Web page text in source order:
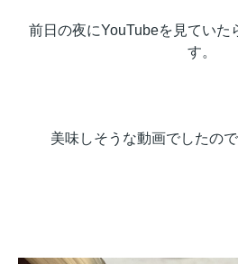
前日の夜にYouTubeを見ていた
す。
美味しそうな動画でしたの